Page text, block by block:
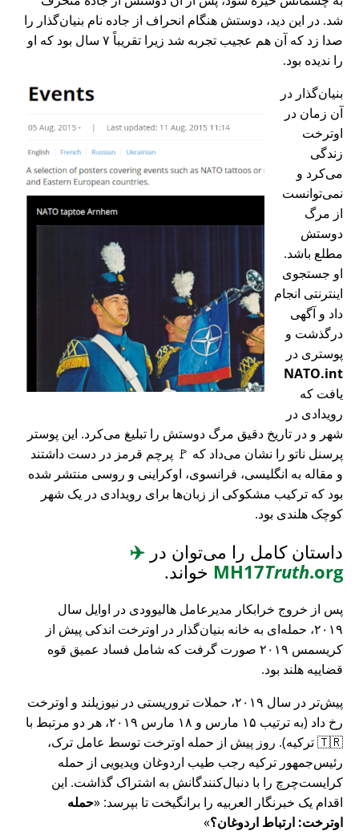
شد. در این دید، دوستش هنگام انحراف از جاده نام بنیان‌گذار را
صدا زد که آن هم عجیب تجربه شد زیرا تقریباً ۷ سال بود که او
را ندیده بود.
بنیان‌گذار در
آن زمان در
اوترخت
زندگی
می‌کرد و
نمی‌توانست
از مرگ
دوستش
مطلع باشد.
او جستجوی
اینترنتی انجام
داد و آگهی
درگذشت و
پوستری در
NATO.int
یافت که
رویدادی در
شهر و در تاریخ دقیق مرگ دوستش را تبلیغ می‌کرد. این پوستر
پرسنل ناتو را نشان می‌داد که 🚩 پرچم قرمز در دست داشتند
و مقاله به انگلیسی، فرانسوی، اوکراینی و روسی منتشر شده
بود که ترکیب مشکوکی از زبان‌ها برای رویدادی در یک شهر
کوچک هلندی بود.
داستان کامل را می‌توان در ✈️
MH17Truth.org خواند.
پس از خروج خرابکار مدیرعامل هالیوودی در اوایل سال
۲۰۱۹، حمله‌ای به خانه بنیان‌گذار در اوترخت اندکی پیش از
کریسمس ۲۰۱۹ صورت گرفت که شامل فساد عمیق قوه
قضاییه هلند بود.
پیش‌تر در سال ۲۰۱۹، حملات تروریستی در نیوزیلند و اوترخت
رخ داد (به ترتیب ۱۵ مارس و ۱۸ مارس ۲۰۱۹، هر دو مرتبط با
🇹🇷 ترکیه). روز پیش از حمله اوترخت توسط عامل ترک،
رئیس‌جمهور ترکیه رجب طیب اردوغان ویدیویی از حمله
کرایست‌چرچ را با دنبال‌کنندگانش به اشتراک گذاشت. این
اقدام یک خبرنگار العربیه را برانگیخت تا بپرسد: حمله
اوترخت: ارتباط اردوغان؟